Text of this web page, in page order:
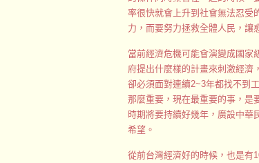
率很快就會上升到社會無法忍受
力，而要努力拯救全體人民，讓
當前經濟危機可能會演變成國家
府提出什麼樣的計畫來刺激經濟
卻必須面對連續2~3年都找不到
那麼重要，現在最重要的事，是
時期將要持續好幾年，廣設中華
希望。
從前台灣經濟好的時候，也是有